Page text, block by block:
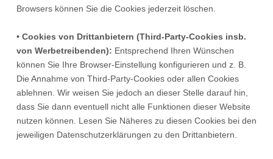
Browsers können Sie die Cookies jederzeit löschen.
• Cookies von Drittanbietern (Third-Party-Cookies insb.
von Werbetreibenden): Entsprechend Ihren Wünschen
können Sie Ihre Browser-Einstellung konfigurieren und z. B.
Die Annahme von Third-Party-Cookies oder allen Cookies
ablehnen. Wir weisen Sie jedoch an dieser Stelle darauf hin,
dass Sie dann eventuell nicht alle Funktionen dieser Website
nutzen können. Lesen Sie Näheres zu diesen Cookies bei den
jeweiligen Datenschutzerklärungen zu den Drittanbietern.